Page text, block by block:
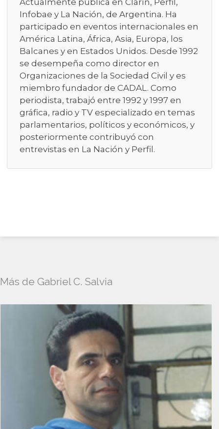
Actualmente publica en Clarín, Perfil,
Infobae y La Nación, de Argentina. Ha
participado en eventos internacionales en
América Latina, África, Asia, Europa, los
Balcanes y en Estados Unidos. Desde 1992
se desempeña como director en
Organizaciones de la Sociedad Civil y es
miembro fundador de CADAL. Como
periodista, trabajó entre 1992 y 1997 en
gráfica, radio y TV especializado en temas
parlamentarios, políticos y económicos, y
posteriormente contribuyó con
entrevistas en La Nación y Perfil.
Más de Gabriel C. Salvia